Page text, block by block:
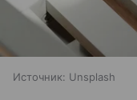
Источник: Unsplash